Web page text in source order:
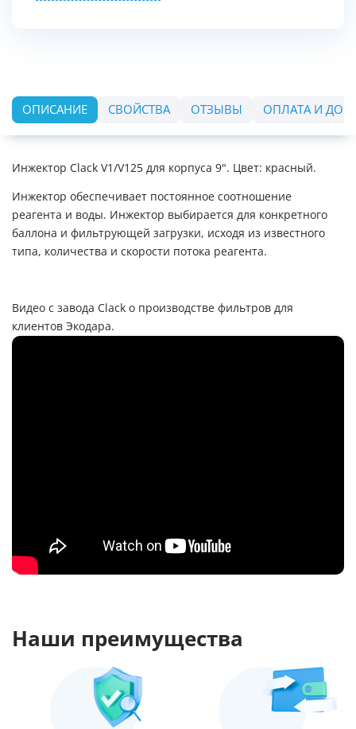
ОПИСАНИЕ СВОЙСТВА ОТЗЫВЫ ОПЛАТА И
Инжектор Clack V1/V125 для корпуса 9". Цвет: красный.
Инжектор обеспечивает постоянное соотношение
реагента и воды. Инжектор выбирается для конкретного
баллона и фильтрующей загрузки, исходя из известного
типа, количества и скорости потока реагента.
Видео с завода Clack о производстве фильтров для
клиентов Экодара.
Наши преимущества